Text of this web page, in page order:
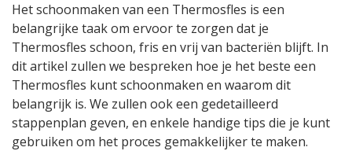
Het schoonmaken van een Thermosfles is een
belangrijke taak om ervoor te zorgen dat je
Thermosfles schoon, fris en vrij van bacteriën blijft. In
dit artikel zullen we bespreken hoe je het beste een
Thermosfles kunt schoonmaken en waarom dit
belangrijk is. We zullen ook een gedetailleerd
stappenplan geven, en enkele handige tips die je kunt
gebruiken om het proces gemakkelijker te maken.